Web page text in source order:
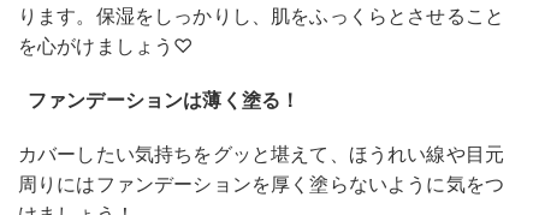
ります。保湿をしっかりし、肌をふっくらとさせること
を心がけましょう♡
ファンデーションは薄く塗る！
カバーしたい気持ちをグッと堪えて、ほうれい線や目元
周りにはファンデーションを厚く塗らないように気をつ